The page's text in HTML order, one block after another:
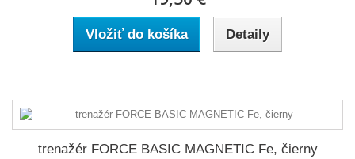
Vložiť do košíka Detaily
trenažér FORCE BASIC MAGNETIC Fe, čierny